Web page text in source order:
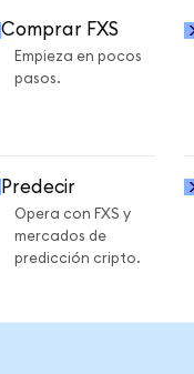
Comprar FXS
Empieza en pocos
pasos.
Predecir
Opera con FXS y
mercados de
predicción cripto.